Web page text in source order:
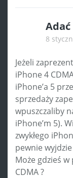
Adać
8
Jeżeli
iPhone 4
iPhone’a 5
sprzedaży
wpuszczaliby
iPhone’m 5).
zwykłego
pewnie
Może gdzieś
CDMA ?